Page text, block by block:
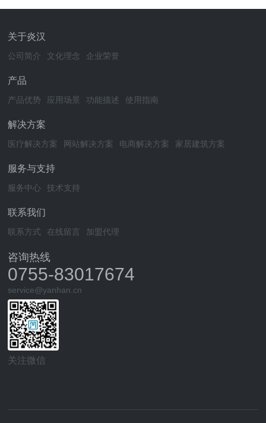
关于炎汉
公司简介 文化理念 企业荣誉
产品
产品优势 应用场景 功能描述 使用指南
解决方案
医疗解决方案 网站解决方案 电商解决方案 家居建筑方案
服务与支持
服务中心 技术支持
联系我们
联系方式 在线留言 加盟代理
咨询热线
0755-83017674
service@yanhan.cn
关注微信